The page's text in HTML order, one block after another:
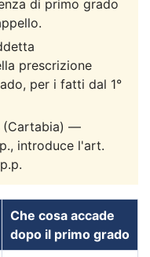
di primo grado
prescrizione
per i fatti dal 1°
(Cartabia) —
introduce l'art.
Che cosa accade
dopo il primo grado